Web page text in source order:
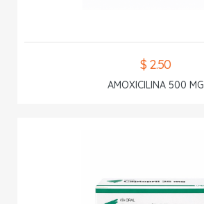
$ 2.50
AMOXICILINA 500 MG